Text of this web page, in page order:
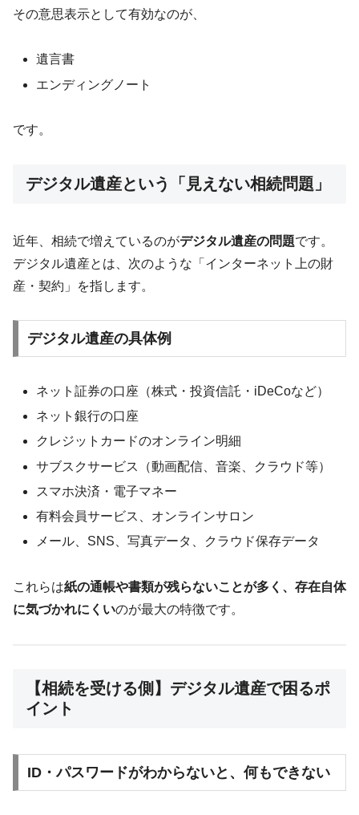
その意思表示として有効なのが、
遺言書
エンディングノート
です。
デジタル遺産という「見えない相続問題」
近年、相続で増えているのがデジタル遺産の問題です。
デジタル遺産とは、次のような「インターネット上の財
産・契約」を指します。
デジタル遺産の具体例
ネット証券の口座（株式・投資信託・iDeCoなど）
ネット銀行の口座
クレジットカードのオンライン明細
サブスクサービス（動画配信、音楽、クラウド等）
スマホ決済・電子マネー
有料会員サービス、オンラインサロン
メール、SNS、写真データ、クラウド保存データ
これらは紙の通帳や書類が残らないことが多く、存在自体
に気づかれにくいのが最大の特徴です。
【相続を受ける側】デジタル遺産で困るポ
イント
ID・パスワードがわからないと、何もできない